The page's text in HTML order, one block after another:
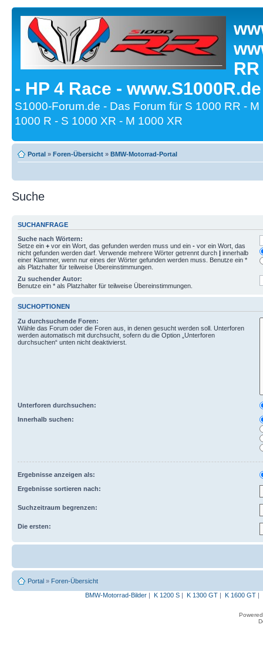
- HP 4 Race -
S1000-Forum.de - Das Forum für S 1000 RR -
1000 R - S 1000 XR - M 1000 XR
Portal » Foren-Übersicht » BMW-Motorrad-Portal
Suche
SUCHANFRAGE
Suche nach Wörtern:
Setze ein + vor ein Wort, das gefunden werden muss und ein - vor ein Wort, das
nicht gefunden werden darf. Verwende mehrere Wörter getrennt durch | innerhalb
einer Klammer, wenn nur eines der Wörter gefunden werden muss. Benutze ein *
als Platzhalter für teilweise Übereinstimmungen.
Zu suchender Autor:
Benutze ein * als Platzhalter für teilweise Übereinstimmungen.
SUCHOPTIONEN
Zu durchsuchende Foren:
Wähle das Forum oder die Foren aus, in denen gesucht werden soll. Unterforen
werden automatisch mit durchsucht, sofern du die Option „Unterforen
durchsuchen“ unten nicht deaktivierst.
Unterforen durchsuchen:
Innerhalb suchen:
Ergebnisse anzeigen als:
Ergebnisse sortieren nach:
Suchzeitraum begrenzen:
Die ersten:
Portal » Foren-Übersicht
BMW-Motorrad-Bilder| K 1200 S| K 1300 GT| K 1600 GT|